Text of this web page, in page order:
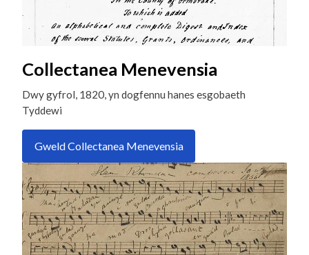
Collectanea Menevensia
Dwy gyfrol, 1820, yn dogfennu hanes esgobaeth
Tyddewi
Gweld Collectanea Menevensia